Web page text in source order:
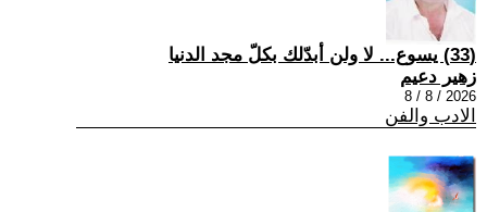
(33) يسوع... لا ولن أبدّلك بكلّ مجد الدنيا
زهير دعيم
2026 / 8 / 8
الادب والفن